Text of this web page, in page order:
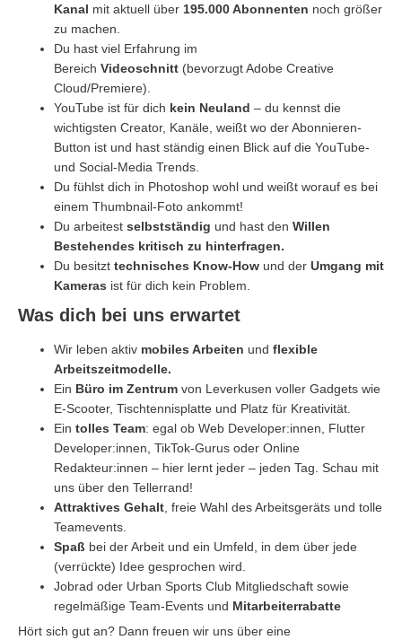
Kanal mit aktuell über 195.000 Abonnenten noch größer
zu machen.
Du hast viel Erfahrung im
Bereich Videoschnitt (bevorzugt Adobe Creative
Cloud/Premiere).
YouTube ist für dich kein Neuland – du kennst die
wichtigsten Creator, Kanäle, weißt wo der Abonnieren-
Button ist und hast ständig einen Blick auf die YouTube-
und Social-Media Trends.
Du fühlst dich in Photoshop wohl und weißt worauf es bei
einem Thumbnail-Foto ankommt!
Du arbeitest selbstständig und hast den Willen
Bestehendes kritisch zu hinterfragen.
Du besitzt technisches Know-How und der Umgang mit
Kameras ist für dich kein Problem.
Was dich bei uns erwartet
Wir leben aktiv mobiles Arbeiten und flexible
Arbeitszeitmodelle.
Ein Büro im Zentrum von Leverkusen voller Gadgets wie
E-Scooter, Tischtennisplatte und Platz für Kreativität.
Ein tolles Team: egal ob Web Developer:innen, Flutter
Developer:innen, TikTok-Gurus oder Online
Redakteur:innen – hier lernt jeder – jeden Tag. Schau mit
uns über den Tellerrand!
Attraktives Gehalt , freie Wahl des Arbeitsgeräts und tolle
Teamevents.
Spaß bei der Arbeit und ein Umfeld, in dem über jede
(verrückte) Idee gesprochen wird.
Jobrad oder Urban Sports Club Mitgliedschaft sowie
regelmäßige Team-Events und Mitarbeiterrabatte
Hört sich gut an? Dann freuen wir uns über eine